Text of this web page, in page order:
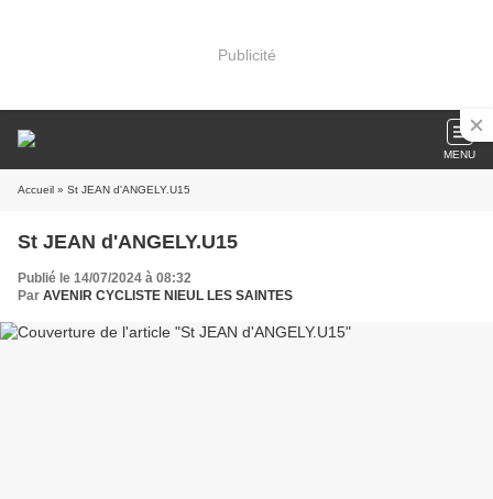
Publicité
MENU
Accueil » St JEAN d'ANGELY.U15
St JEAN d'ANGELY.U15
Publié le 14/07/2024 à 08:32
Par AVENIR CYCLISTE NIEUL LES SAINTES